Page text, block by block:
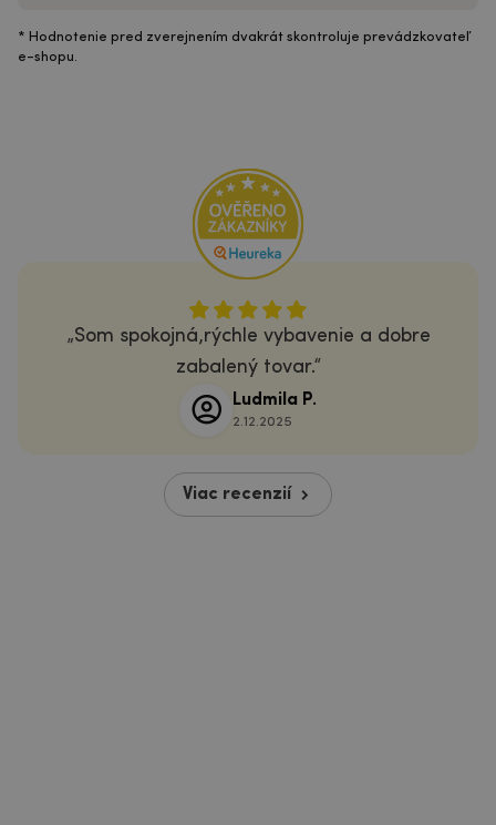
* Hodnotenie pred zverejnením dvakrát skontroluje prevádzkovateľ
e-shopu.
Som spokojná,rýchle vybavenie a dobre
zabalený tovar.
Ludmila P.
2.12.2025
Viac recenzií